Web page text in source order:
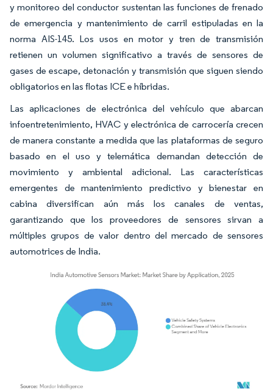
y monitoreo del conductor sustentan las funciones de frenado
de emergencia y mantenimiento de carril estipuladas en la
norma AIS-145. Los usos en motor y tren de transmisión
retienen un volumen significativo a través de sensores de
gases de escape, detonación y transmisión que siguen siendo
obligatorios en las flotas ICE e híbridas.
Las aplicaciones de electrónica del vehículo que abarcan
infoentretenimiento, HVAC y electrónica de carrocería crecen
de manera constante a medida que las plataformas de seguro
basado en el uso y telemática demandan detección de
movimiento y ambiental adicional. Las características
emergentes de mantenimiento predictivo y bienestar en
cabina diversifican aún más los canales de ventas,
garantizando que los proveedores de sensores sirvan a
múltiples grupos de valor dentro del mercado de sensores
automotrices de India.